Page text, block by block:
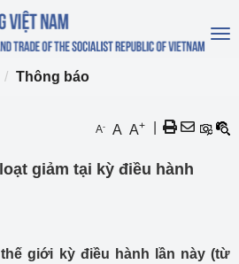
Thông báo
A- A A+
giảm tại kỳ điều hành
giới kỳ điều hành lần này (từ